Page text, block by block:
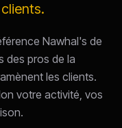
Nawhal's de
des pros de la
les clients.
votre activité, vos